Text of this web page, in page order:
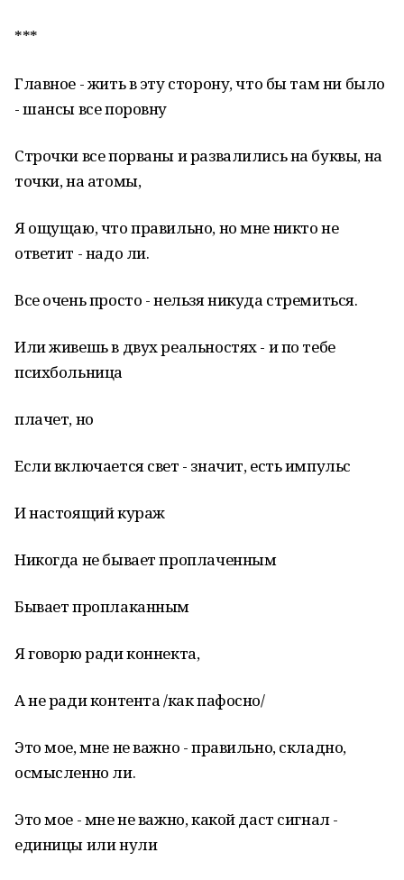
***
Главное - жить в эту сторону, что бы там ни было
- шансы все поровну
Строчки все порваны и развалились на буквы, на
точки, на атомы,
Я ощущаю, что правильно, но мне никто не
ответит - надо ли.
Все очень просто - нельзя никуда стремиться.
Или живешь в двух реальностях - и по тебе
психбольница
плачет, но
Если включается свет - значит, есть импульс
И настоящий кураж
Никогда не бывает проплаченным
Бывает проплаканным
Я говорю ради коннекта,
А не ради контента /как пафосно/
Это мое, мне не важно - правильно, складно,
осмысленно ли.
Это мое - мне не важно, какой даст сигнал -
единицы или нули